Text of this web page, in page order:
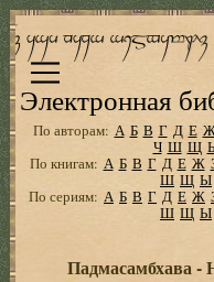
Электронная
По авторам: А Б В Г Д Е
Ч Ш Щ
По книгам: А Б В Г Д Е Ж
Ш Щ Ы
По сериям: А Б В Г Д Е Ж
Ш Щ Ы
Падмасамбхава -